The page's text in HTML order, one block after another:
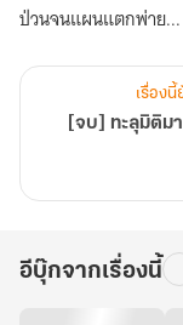
ป่วนจนแผนแตกพ่าย...
เรื่อง
[จบ] ทะลุมิติม
อีบุ๊กจากเรื่องนี้